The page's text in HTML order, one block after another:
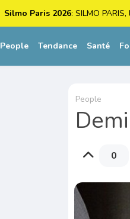
Silmo Paris 2026: SILMO
People Tendance Santé
People
0